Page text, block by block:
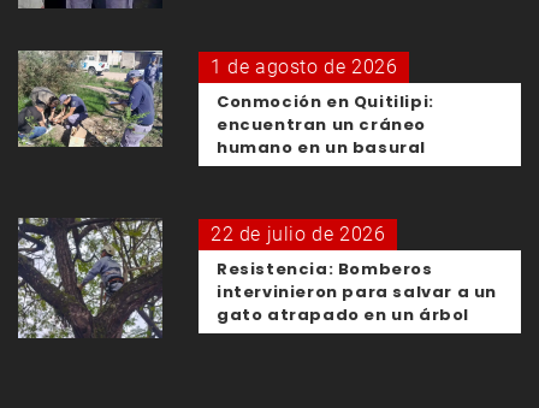
1 de agosto de 2026
Conmoción en Quitilipi:
encuentran un cráneo
humano en un basural
22 de julio de 2026
Resistencia: Bomberos
intervinieron para salvar a un
gato atrapado en un árbol